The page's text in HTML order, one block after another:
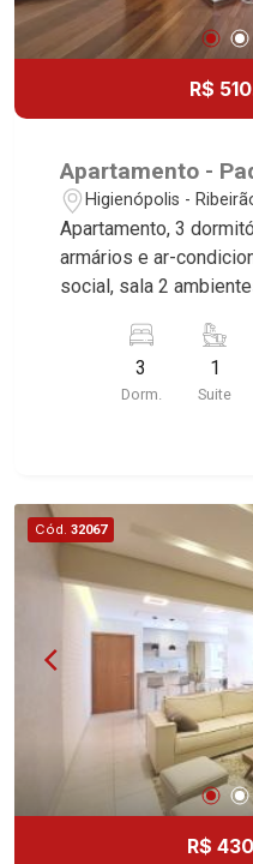
R$
Apartamento -
Higienópolis -
Apartamento, 3
armários e ar-
social, sala 2
empregada, sacada
vagas cobertas,
ao Shopping Santa
3
Dorm.
1
Suite
Cód. 32067
R$